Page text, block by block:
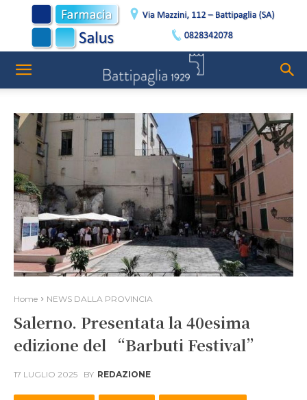
Home NEWS DALLA PROVINCIA
Salerno. Presentata la 40esima
edizione del “Barbuti Festival”
17 LUGLIO 2025 BY REDAZIONE